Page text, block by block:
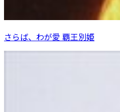
さらば、わが愛 覇王別姫